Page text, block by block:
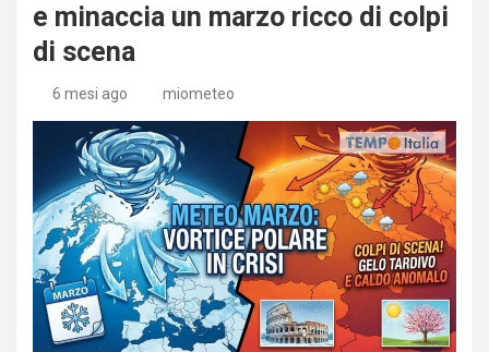
e minaccia un marzo ricco di colpi
di scena
6 mesi ago miometeo